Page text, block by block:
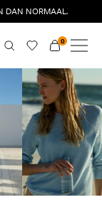
DAN NORMAAL.
te weten
Club
0